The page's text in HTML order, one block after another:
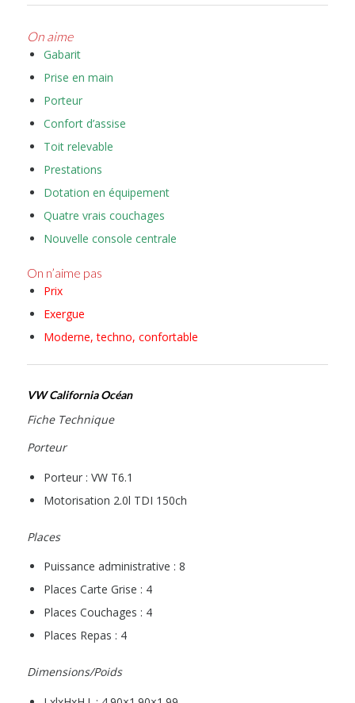
On aime
Gabarit
Prise en main
Porteur
Confort d’assise
Toit relevable
Prestations
Dotation en équipement
Quatre vrais couchages
Nouvelle console centrale
On n’aime pas
Prix
Exergue
Moderne, techno, confortable
VW California Océan
Fiche Technique
Porteur
Porteur : VW T6.1
Motorisation 2.0l TDI 150ch
Places
Puissance administrative : 8
Places Carte Grise : 4
Places Couchages : 4
Places Repas : 4
Dimensions/Poids